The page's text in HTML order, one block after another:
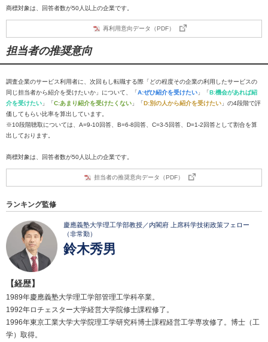
商標対象は、回答者数が50人以上の企業です。
再利用意向データ（PDF）
担当者の推奨意向
調査企業のサービス利用者に、次回もし転職する際「どの程度その企業の利用したサービスの
同じ担当者から紹介を受けたいか」について、「A:ぜひ紹介を受けたい 」「B:機会があれば紹
介を受けたい 」「C:あまり紹介を受けたくない 」「D:別の人から紹介を受けたい 」の4段階で評
価してもらい比率を算出しています。
※10段階聴取については、A=9-10回答、B=6-8回答、C=3-5回答、D=1-2回答として割合を算
出しております。
商標対象は、回答者数が50人以上の企業です。
担当者の推奨意向データ（PDF）
ランキング監修
慶應義塾大学理工学部教授／内閣府 上席科学技術政策フェロー
（非常勤）
鈴木秀男
【経歴】
1989年慶應義塾大学理工学部管理工学科卒業。
1992年ロチェスター大学経営大学院修士課程修了。
1996年東京工業大学大学院理工学研究科博士課程経営工学専攻修了。博士（工
学）取得。